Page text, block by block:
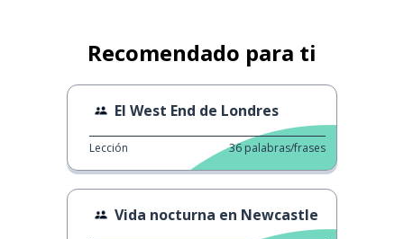
Recomendado para ti
El West End de Londres
Lección 36 palabras/frases
Vida nocturna en Newcastle